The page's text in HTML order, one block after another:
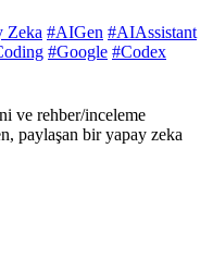
Zeka #AIGen #AIAssistant
#Google #Codex
ve rehber/inceleme
paylaşan bir yapay zeka